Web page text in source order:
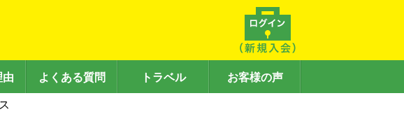
由 よくある質問 トラベル お客様の声